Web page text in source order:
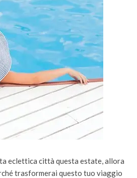
eclettica città questa estate, allora
trasformerai questo tuo viaggio